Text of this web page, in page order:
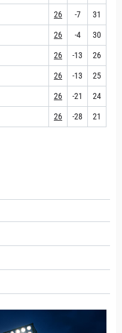
26 -7 31
26 -4 30
26 -13 26
26 -13 25
26 -21 24
26 -28 21